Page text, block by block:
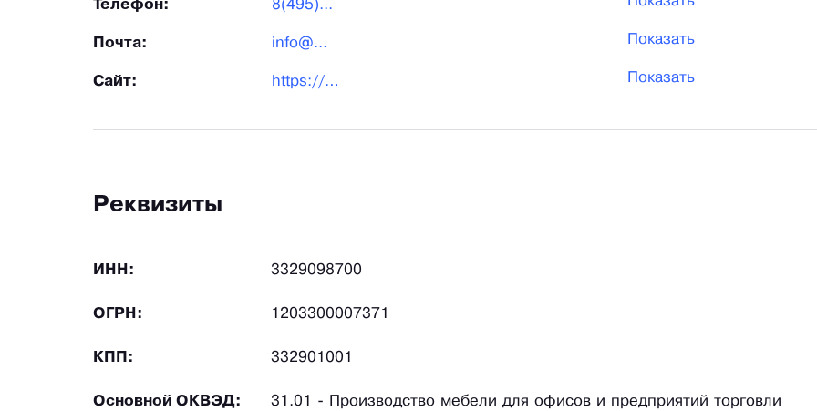
Телефон: 8(495)...
Почта: info@... Показать
Сайт: https://divangroup.ru/ Показать
Реквизиты
ИНН: 3329098700
ОГРН: 1203300007371
КПП: 332901001
Основной ОКВЭД: 31.01 - Производство мебели для офисов и предприятий торговли